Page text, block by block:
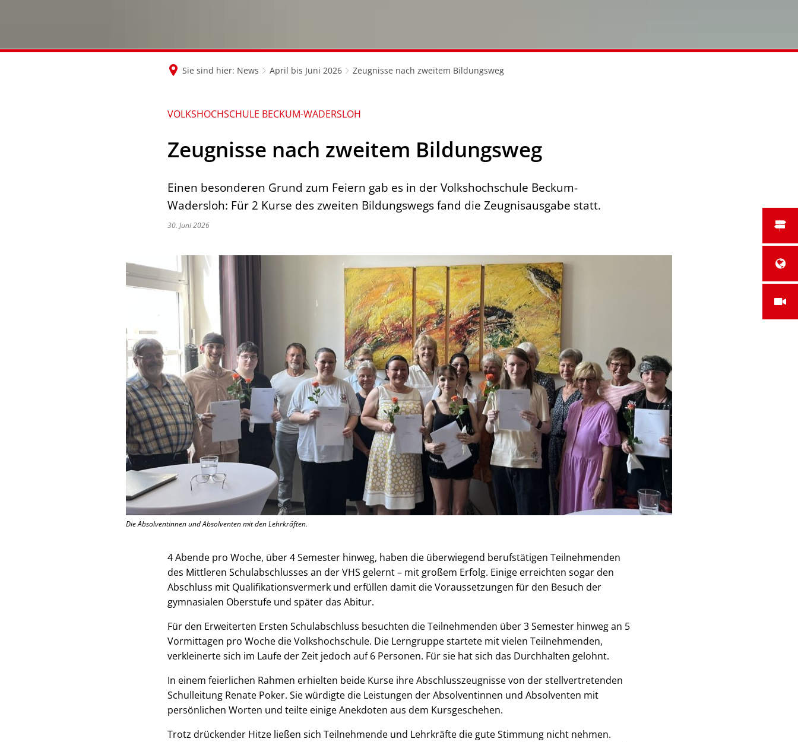
Sie sind hier: News April bis Juni 2026 Zeugnisse nach zweitem Bildungsweg
VOLKSHOCHSCHULE BECKUM-WADERSLOH
Zeugnisse nach zweitem Bildungsweg
Einen besonderen Grund zum Feiern gab es in der Volkshochschule Beckum-
Wadersloh: Für 2 Kurse des zweiten Bildungswegs fand die Zeugnisausgabe statt.
30. Juni 2026
Die Absolventinnen und Absolventen mit den Lehrkräften.
4 Abende pro Woche, über 4 Semester hinweg, haben die überwiegend berufstätigen Teilnehmenden
des Mittleren Schulabschlusses an der VHS gelernt – mit großem Erfolg. Einige erreichten sogar den
Abschluss mit Qualifikationsvermerk und erfüllen damit die Voraussetzungen für den Besuch der
gymnasialen Oberstufe und später das Abitur.
Für den Erweiterten Ersten Schulabschluss besuchten die Teilnehmenden über 3 Semester hinweg an 5
Vormittagen pro Woche die Volkshochschule. Die Lerngruppe startete mit vielen Teilnehmenden,
verkleinerte sich im Laufe der Zeit jedoch auf 6 Personen. Für sie hat sich das Durchhalten gelohnt.
In einem feierlichen Rahmen erhielten beide Kurse ihre Abschlusszeugnisse von der stellvertretenden
Schulleitung Renate Poker. Sie würdigte die Leistungen der Absolventinnen und Absolventen mit
persönlichen Worten und teilte einige Anekdoten aus dem Kursgeschehen.
Trotz drückender Hitze ließen sich Teilnehmende und Lehrkräfte die gute Stimmung nicht nehmen.